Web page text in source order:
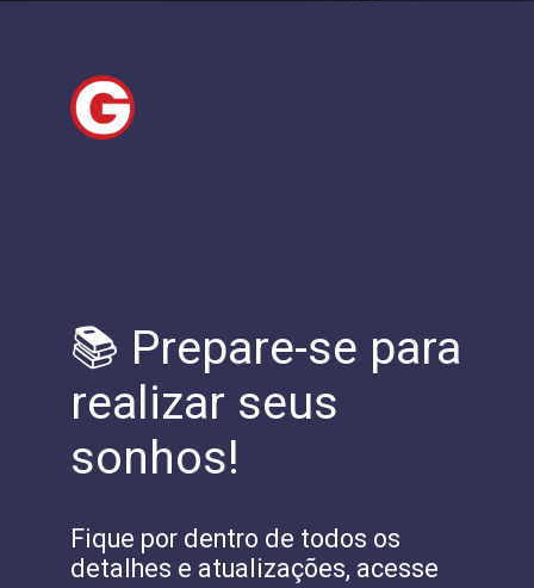
📚 Prepare-se para
realizar seus
sonhos!
Fique por dentro de todos os
detalhes e atualizações, acesse